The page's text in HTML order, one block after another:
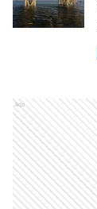
Ads